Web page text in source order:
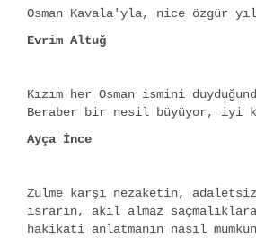
Osman Kavala'yla, nice özgür
Evrim Altuğ
Kızım her Osman ismini
Beraber bir nesil büyüyor, iyi ki
Ayça İnce
Zulme karşı nezaketin,
ısrarın, akıl almaz
hakikati anlatmanın nasıl